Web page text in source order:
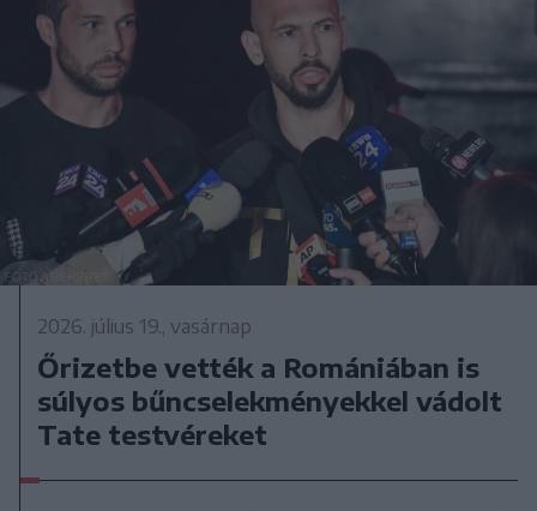
2026. július 19., vasárnap
Őrizetbe vették a Romániában is
súlyos bűncselekményekkel vádolt
Tate testvéreket